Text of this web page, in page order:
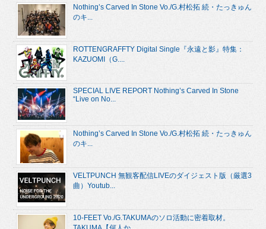
Nothing’s Carved In Stone Vo./G.村松拓 続・たっきゅん
のキ...
ROTTENGRAFFTY Digital Single『永遠と影』特集：
KAZUOMI（G....
SPECIAL LIVE REPORT Nothing’s Carved In Stone
“Live on No...
Nothing’s Carved In Stone Vo./G.村松拓 続・たっきゅん
のキ...
VELTPUNCH 無観客配信LIVEのダイジェスト版（厳選3
曲）Youtub...
10-FEET Vo./G.TAKUMAのソロ活動に密着取材。